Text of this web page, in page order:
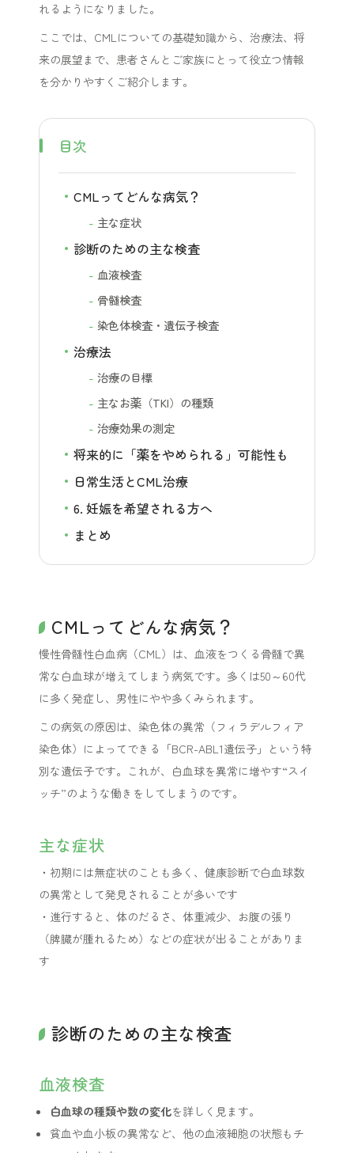
れるようになりました。
ここでは、CMLについての基礎知識から、治療法、将
来の展望まで、患者さんとご家族にとって役立つ情報
を分かりやすくご紹介します。
目次
CMLってどんな病気？
主な症状
診断のための主な検査
血液検査
骨髄検査
染色体検査・遺伝子検査
治療法
治療の目標
主なお薬（TKI）の種類
治療効果の測定
将来的に「薬をやめられる」可能性も
日常生活とCML治療
6. 妊娠を希望される方へ
まとめ
CMLってどんな病気？
慢性骨髄性白血病（CML）は、血液をつくる骨髄で異
常な白血球が増えてしまう病気です。多くは50～60代
に多く発症し、男性にやや多くみられます。
この病気の原因は、染色体の異常（フィラデルフィア
染色体）によってできる「BCR-ABL1遺伝子」という特
別な遺伝子です。これが、白血球を異常に増やす“スイ
ッチ”のような働きをしてしまうのです。
主な症状
・初期には無症状のことも多く、健康診断で白血球数
の異常として発見されることが多いです
・進行すると、体のだるさ、体重減少、お腹の張り
（脾臓が腫れるため）などの症状が出ることがありま
す
診断のための主な検査
血液検査
白血球の種類や数の変化を詳しく見ます。
貧血や血小板の異常など、他の血液細胞の状態もチ